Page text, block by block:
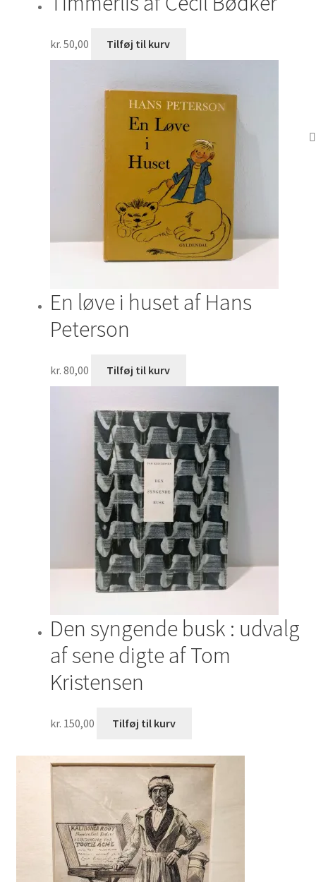
kr. 50,00 Tilføj til kurv
En løve i huset af Hans
Peterson
kr. 80,00 Tilføj til kurv
Den syngende busk : udvalg
af sene digte af Tom
Kristensen
kr. 150,00 Tilføj til kurv